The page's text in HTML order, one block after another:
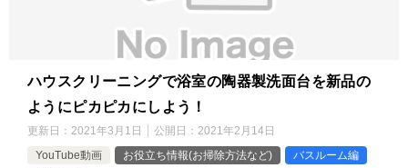
ハウスクリーニングで浴室の陶器製洗面台を新品の
ようにピカピカにしよう！
更新日： 2021年3月1日 公開日： 2021年2月14日
YouTube動画
お役立ち情報(お掃除方法など)
バスルーム編